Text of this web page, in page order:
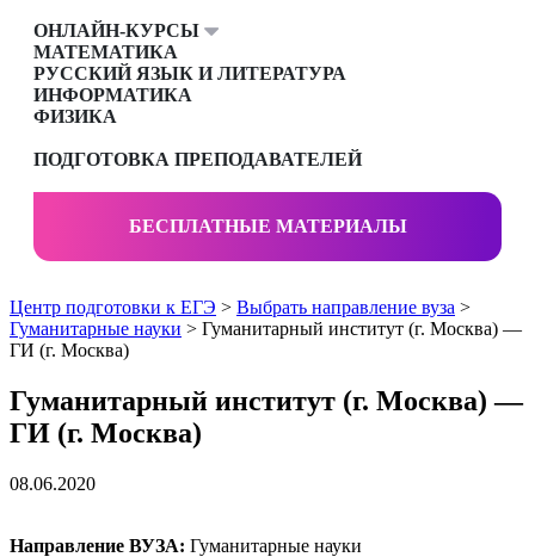
ОНЛАЙН-КУРСЫ
МАТЕМАТИКА
РУССКИЙ ЯЗЫК И ЛИТЕРАТУРА
ИНФОРМАТИКА
ФИЗИКА
ПОДГОТОВКА ПРЕПОДАВАТЕЛЕЙ
БЕСПЛАТНЫЕ МАТЕРИАЛЫ
Центр подготовки к ЕГЭ > Выбрать направление вуза >
Гуманитарные науки > Гуманитарный институт (г. Москва) —
ГИ (г. Москва)
Гуманитарный институт (г. Москва) —
ГИ (г. Москва)
08.06.2020
Направление ВУЗА: Гуманитарные науки